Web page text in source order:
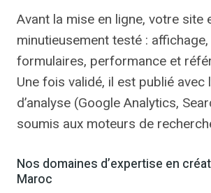
Avant la mise en ligne, votre site
minutieusement testé :
formulaires, performance et
Une fois validé, il est publié avec
d’analyse (Google Analytics,
soumis aux moteurs de
Nos domaines d’expertise en
Maroc